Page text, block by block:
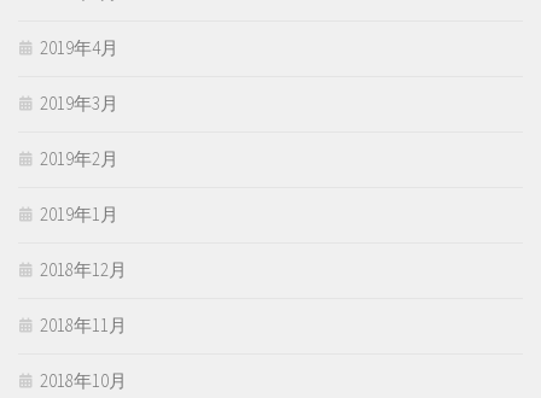
2019年4月
2019年3月
2019年2月
2019年1月
2018年12月
2018年11月
2018年10月